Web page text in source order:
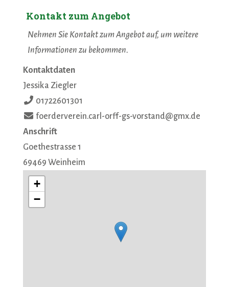
Kontakt zum Angebot
Nehmen Sie Kontakt zum Angebot auf, um weitere
Informationen zu bekommen.
Kontaktdaten
Jessika Ziegler
01722601301
foerderverein.carl-orff-gs-vorstand@gmx.de
Anschrift
Goethestrasse 1
69469 Weinheim
+
−